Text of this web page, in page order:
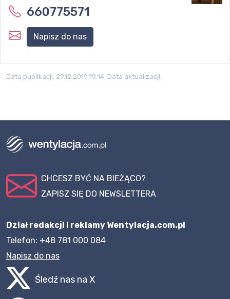
660775571
Napisz do nas
Data publikacji: 29.12.2019 19:14, Data aktualizacji:
CHCESZ BYĆ NA BIEŻĄCO?
ZAPISZ SIĘ DO NEWSLETTERA
Dział redakcji i reklamy Wentylacja.com.pl
Telefon: +48 781 000 084
Napisz do nas
Śledź nas na X